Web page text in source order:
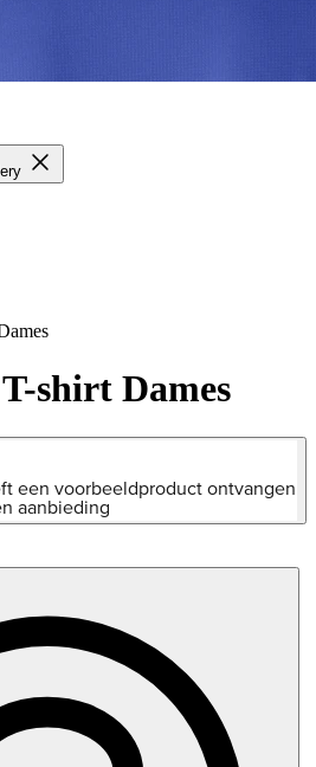
shirt Dames
een voorbeeldproduct ontvangen
aanbieding